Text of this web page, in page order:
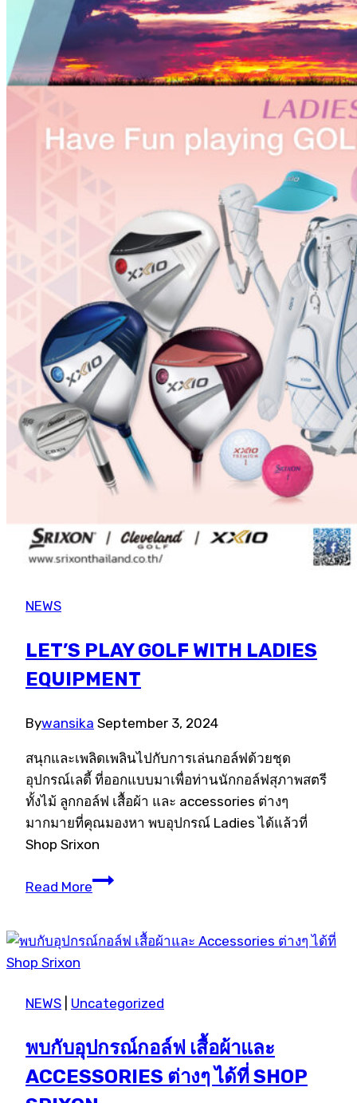
NEWS
LET’S PLAY GOLF WITH LADIES
EQUIPMENT
Bywansika September 3, 2024
สนุกและเพลิดเพลินไปกับการเล่นกอล์ฟด้วยชุด
อุปกรณ์เลดี้ ที่ออกแบบมาเพื่อท่านนักกอล์ฟสุภาพสตรี
ทั้งไม้ ลูกกอล์ฟ เสื้อผ้า และ accessories ต่างๆ
มากมายที่คุณมองหา พบอุปกรณ์ Ladies ได้แล้วที่
Shop Srixon
Read MoreLet’s
with
NEWS
Uncategorized
พบกับอุปกรณ์กอล์ฟ เสื้อผ้าและ
ACCESSORIES ต่างๆ ได้ที่ SHOP